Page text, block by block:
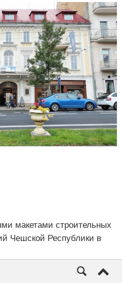
макетами строительных
Чешской Республики в